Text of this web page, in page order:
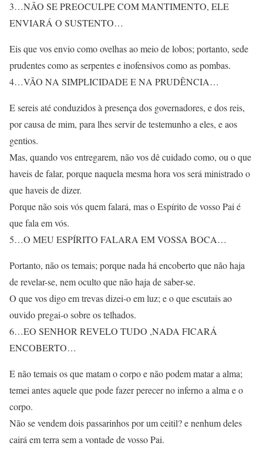
3…NÃO SE PREOCULPE COM MANTIMENTO, ELE
ENVIARÁ O SUSTENTO…
Eis que vos envio como ovelhas ao meio de lobos; portanto, sede
prudentes como as serpentes e inofensivos como as pombas.
4…VÃO NA SIMPLICIDADE E NA PRUDÊNCIA…
E sereis até conduzidos à presença dos governadores, e dos reis,
por causa de mim, para lhes servir de testemunho a eles, e aos
gentios.
Mas, quando vos entregarem, não vos dê cuidado como, ou o que
haveis de falar, porque naquela mesma hora vos será ministrado o
que haveis de dizer.
Porque não sois vós quem falará, mas o Espírito de vosso Pai é
que fala em vós.
5…O MEU ESPÍRITO FALARA EM VOSSA BOCA…
Portanto, não os temais; porque nada há encoberto que não haja
de revelar-se, nem oculto que não haja de saber-se.
O que vos digo em trevas dizei-o em luz; e o que escutais ao
ouvido pregai-o sobre os telhados.
6…EO SENHOR REVELO TUDO ,NADA FICARÁ
ENCOBERTO…
E não temais os que matam o corpo e não podem matar a alma;
temei antes aquele que pode fazer perecer no inferno a alma e o
corpo.
Não se vendem dois passarinhos por um ceitil? e nenhum deles
cairá em terra sem a vontade de vosso Pai.